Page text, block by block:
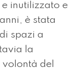
inutilizzato e
è stata
spazi a
la
del